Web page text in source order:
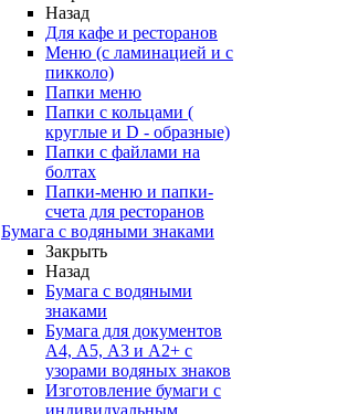
Назад
Для кафе и ресторанов
Меню (с ламинацией и с
пикколо)
Папки меню
Папки с кольцами (
круглые и D - образные)
Папки с файлами на
болтах
Папки-меню и папки-
счета для ресторанов
Бумага с водяными знаками
Закрыть
Назад
Бумага с водяными
знаками
Бумага для документов
А4, А5, А3 и А2+ с
узорами водяных знаков
Изготовление бумаги с
индивидуальным